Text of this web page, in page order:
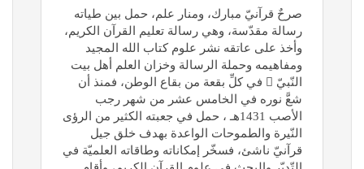
صرحٌ قرآنيّ مبارك، ومنار علم، حمل بين طياته
رسالة مقدّسة، وهي رسالة تعليم القرآن الكريم،
وأخذ على عاتقه نشر علوم كتاب الله المجيد
ومفاهيمه وحملة الرسالة وخزان العلم أهل بيت
النّبيّ  في كلِّ بقعة من بقاع الوطن، فمنذ أن
شعَّ نوره في الخامس عشر من شهر رجب
الأصب 1431هـ ، حمل في جعبته الكثير من الرؤى
النّيرة والطموحات الواعدة بهدف خلق جيل
قرآنيّ ناشئ، فسخّر إمكاناته وطاقاته العلميّة في